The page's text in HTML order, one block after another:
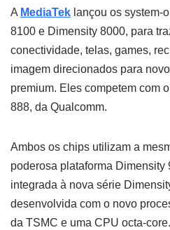
A MediaTek lançou os system-
8100 e Dimensity 8000, para
conectividade, telas, games,
imagem direcionados para
premium. Eles competem com
888, da Qualcomm.
Ambos os chips utilizam a
poderosa plataforma Dimensity
integrada à nova série
desenvolvida com o novo
da TSMC e uma CPU octa-core.